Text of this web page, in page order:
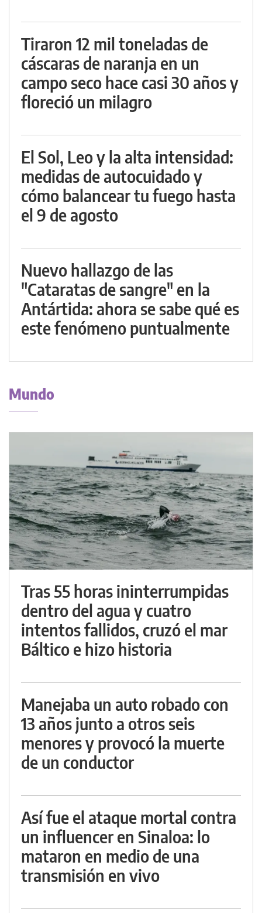
Tiraron 12 mil toneladas de
cáscaras de naranja en un
campo seco hace casi 30 años y
floreció un milagro
El Sol, Leo y la alta intensidad:
medidas de autocuidado y
cómo balancear tu fuego hasta
el 9 de agosto
Nuevo hallazgo de las
"Cataratas de sangre" en la
Antártida: ahora se sabe qué es
este fenómeno puntualmente
Mundo
Tras 55 horas ininterrumpidas
dentro del agua y cuatro
intentos fallidos, cruzó el mar
Báltico e hizo historia
Manejaba un auto robado con
13 años junto a otros seis
menores y provocó la muerte
de un conductor
Así fue el ataque mortal contra
un influencer en Sinaloa: lo
mataron en medio de una
transmisión en vivo